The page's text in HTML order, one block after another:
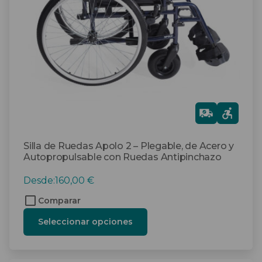
Silla de Ruedas Apolo 2 – Plegable, de Acero y
Autopropulsable con Ruedas Antipinchazo
Gra
tis
Desde:160,00 €
Comparar
Seleccionar opciones
pueden
elegir